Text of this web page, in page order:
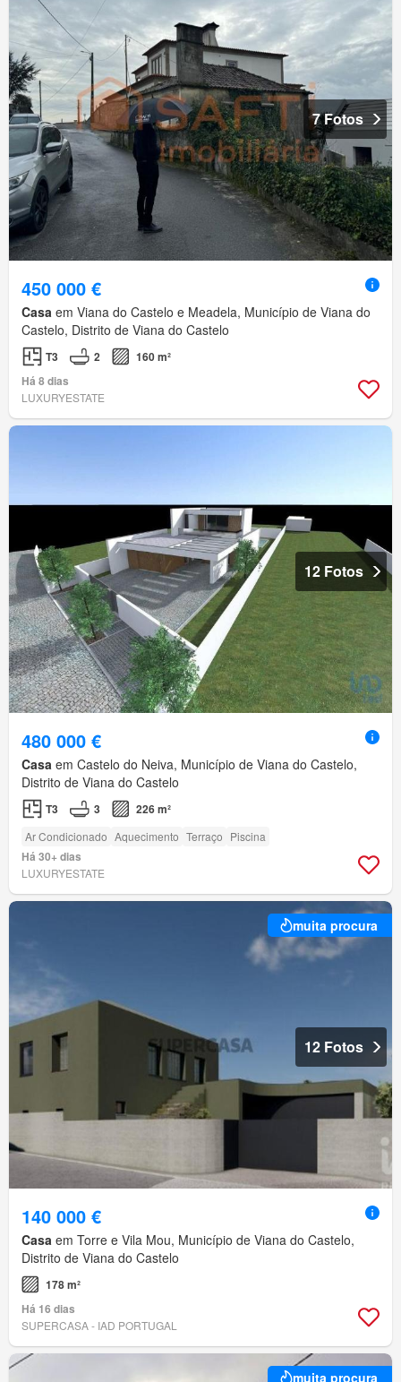
7 Fotos
450 000 €
Casa em Viana do Castelo e Meadela, Município de Viana do
Castelo, Distrito de Viana do Castelo
T3 2
160 m²
Há 8 dias
LUXURYESTATE
12 Fotos
480 000 €
Casa em Castelo do Neiva, Município de Viana do Castelo,
Distrito de Viana do Castelo
T3 3 226 m²
Ar Condicionado Aquecimento Terraço Piscina
Há 30+ dias
LUXURYESTATE
muita procura
12 Fotos
140 000 €
Casa em Torre e Vila Mou, Município de Viana do Castelo,
Distrito de Viana do Castelo
178 m²
Há 16 dias
SUPERCASA - IAD PORTUGAL
muita procura